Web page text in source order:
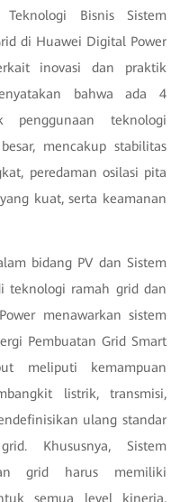
Bisnis Sistem
di Huawei Digital Power
inovasi dan praktik
bahwa ada 4
teknologi
mencakup stabilitas
peredaman osilasi pita
kuat, serta keamanan
bidang PV dan Sistem
teknologi ramah grid dan
menawarkan sistem
Pembuatan Grid Smart
meliputi kemampuan
listrik, transmisi,
ulang standar
Khususnya, Sistem
grid harus memiliki
semua level kinerja,